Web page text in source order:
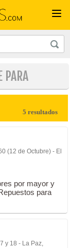
PARA
5 resultados
(12 de Octubre) - El
por mayor y
para
y 18 - La Paz,